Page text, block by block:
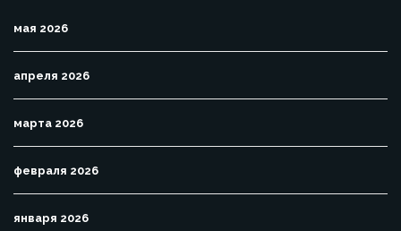
мая 2026
апреля 2026
марта 2026
февраля 2026
января 2026